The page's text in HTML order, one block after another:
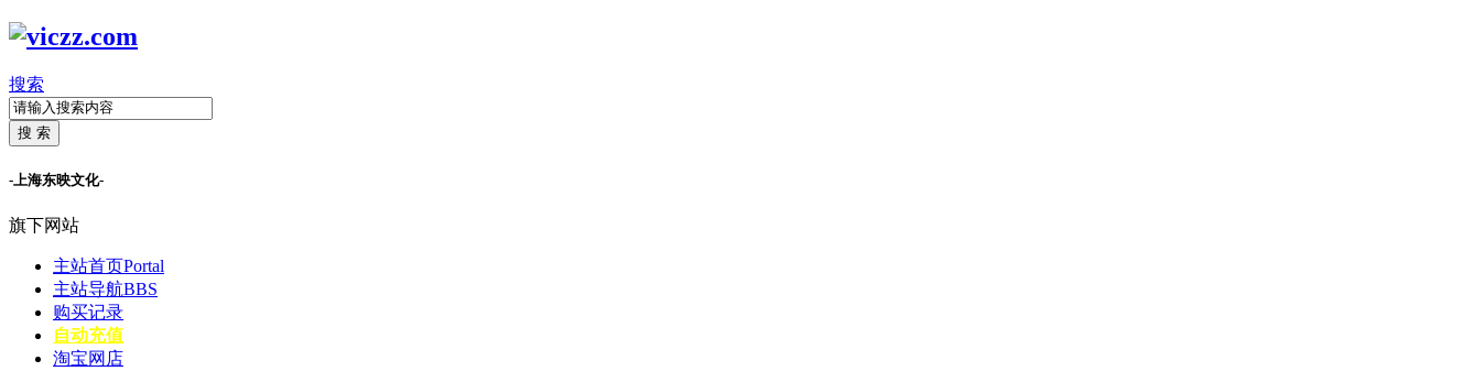
搜索
搜 索
-上海东映文化-
旗下网站
主站首页Portal
主站导航BBS
购买记录
自动充值
淘宝网店